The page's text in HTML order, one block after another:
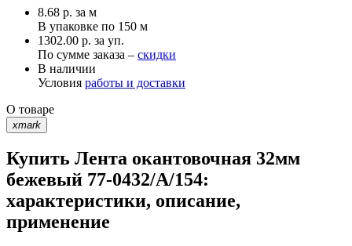
8.68 р. за м
В упаковке по 150 м
1302.00 р. за уп.
По сумме заказа – скидки
В наличии
Условия работы и доставки
О товаре
xmark
Купить Лента окантовочная 32мм
бежевый 77-0432/А/154:
характеристики, описание,
применение